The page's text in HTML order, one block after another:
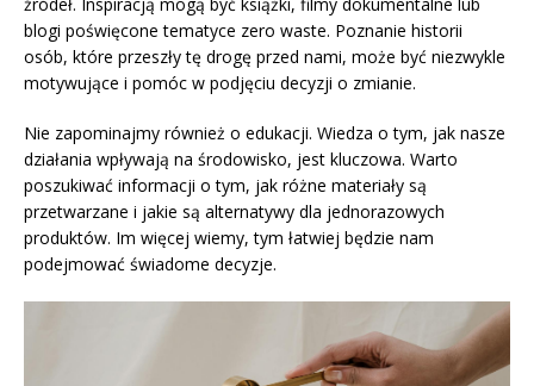
blogi poświęcone tematyce zero waste. Poznanie historii
osób, które przeszły tę drogę przed nami, może być niezwykle
motywujące i pomóc w podjęciu decyzji o zmianie.
Nie zapominajmy również o edukacji. Wiedza o tym, jak nasze
działania wpływają na środowisko, jest kluczowa. Warto
poszukiwać informacji o tym, jak różne materiały są
przetwarzane i jakie są alternatywy dla jednorazowych
produktów. Im więcej wiemy, tym łatwiej będzie nam
podejmować świadome decyzje.